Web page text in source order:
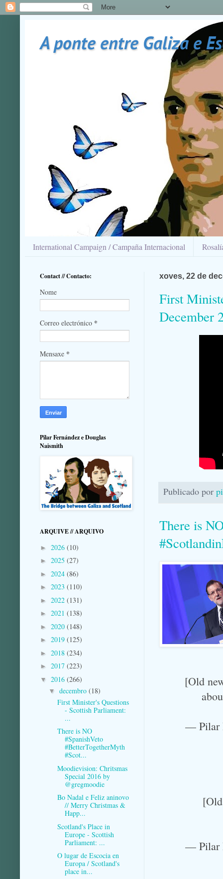
A ponte entre Galiza e
International Campaign / Campaña Internacional
xoves, 22 de
First
December
Publicado por
There is
[Old
— Pilar
— Pilar
Contact // Contacto:
Nome
Correo electrónico *
Mensaxe *
Pilar Fernández e Douglas
Naismith
ARQUIVE // ARQUIVO
► 2026 (10)
► 2025 (27)
► 2024 (86)
► 2023 (110)
► 2022 (131)
► 2021 (138)
► 2020 (148)
► 2019 (125)
► 2018 (234)
► 2017 (223)
▼ 2016 (266)
▼ decembro (18)
First Minister's Questions
- Scottish Parliament:
...
There is NO
#SpanishVeto
#BetterTogetherMyth
#Scot...
Moodievision: Chritsmas
Special 2016 by
@gregmoodie
Bo Nadal e Feliz aninovo
// Merry Christmas &
Happ...
Scotland's Place in
Europe - Scottish
Parliament: ...
O lugar de Escocia en
Europa / Scotland's
place in...